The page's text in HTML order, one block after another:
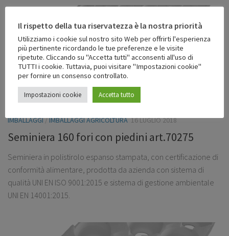
IMBALLAGGI/IMBALLAGGI AGRICOLTURA 16 LUGLIO 2018
Seminiera 160 fori con piedini art.70275
Seminiera in polistirolo espanso stampata, con certificazione di
conformità alimentare, prodotta da azienda con sistema di
qualità UNI EN ISO 9001:2015 e sistema di gestione ambientale
UNI EN 14001:2015.
Il rispetto della tua riservatezza è la nostra priorità
Utilizziamo i cookie sul nostro sito Web per offrirti l'esperienza
più pertinente ricordando le tue preferenze e le visite
ripetute. Cliccando su "Accetta tutti" acconsenti all'uso di
TUTTI i cookie. Tuttavia, puoi visitare "Impostazioni cookie"
per fornire un consenso controllato.
Impostazioni cookie Accetta tutto